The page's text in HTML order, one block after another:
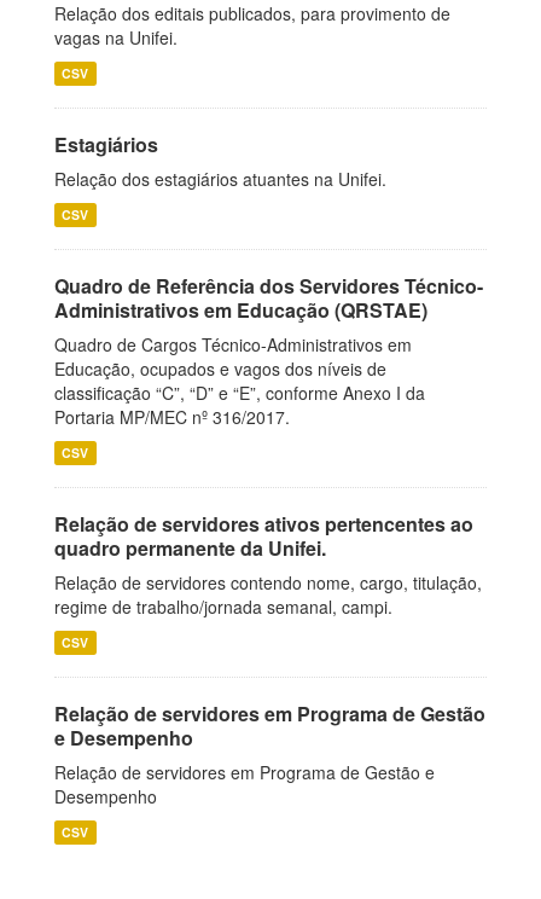
Relação dos editais publicados, para provimento de
vagas na Unifei.
CSV
Estagiários
Relação dos estagiários atuantes na Unifei.
CSV
Quadro de Referência dos Servidores Técnico-
Administrativos em Educação (QRSTAE)
Quadro de Cargos Técnico-Administrativos em
Educação, ocupados e vagos dos níveis de
classificação “C”, “D” e “E”, conforme Anexo I da
Portaria MP/MEC nº 316/2017.
CSV
Relação de servidores ativos pertencentes ao
quadro permanente da Unifei.
Relação de servidores contendo nome, cargo, titulação,
regime de trabalho/jornada semanal, campi.
CSV
Relação de servidores em Programa de Gestão
e Desempenho
Relação de servidores em Programa de Gestão e
Desempenho
CSV